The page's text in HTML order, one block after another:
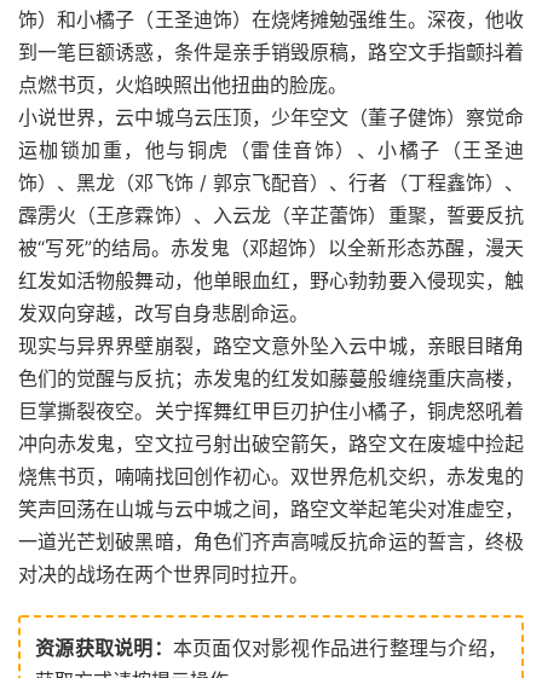
饰）和小橘子（王圣迪饰）在烧烤摊勉强维生。深夜，他收
到一笔巨额诱惑，条件是亲手销毁原稿，路空文手指颤抖着
点燃书页，火焰映照出他扭曲的脸庞。
小说世界，云中城乌云压顶，少年空文（董子健饰）察觉命
运枷锁加重，他与铜虎（雷佳音饰）、小橘子（王圣迪
饰）、黑龙（邓飞饰 / 郭京飞配音）、行者（丁程鑫饰）、
霹雳火（王彦霖饰）、入云龙（辛芷蕾饰）重聚，誓要反抗
被“写死”的结局。赤发鬼（邓超饰）以全新形态苏醒，漫天
红发如活物般舞动，他单眼血红，野心勃勃要入侵现实，触
发双向穿越，改写自身悲剧命运。
现实与异界界壁崩裂，路空文意外坠入云中城，亲眼目睹角
色们的觉醒与反抗；赤发鬼的红发如藤蔓般缠绕重庆高楼，
巨掌撕裂夜空。关宁挥舞红甲巨刃护住小橘子，铜虎怒吼着
冲向赤发鬼，空文拉弓射出破空箭矢，路空文在废墟中捡起
烧焦书页，喃喃找回创作初心。双世界危机交织，赤发鬼的
笑声回荡在山城与云中城之间，路空文举起笔尖对准虚空，
一道光芒划破黑暗，角色们齐声高喊反抗命运的誓言，终极
对决的战场在两个世界同时拉开。
资源获取说明： 本页面仅对影视作品进行整理与介绍，